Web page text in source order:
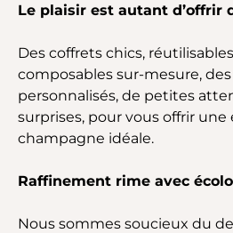
Le plaisir est autant d’offrir
Des coffrets chics,
composables sur-mesure,
personnalisés, de petites
surprises, pour vous offrir une
champagne idéale.
Raffinement rime avec
Nous sommes soucieux du